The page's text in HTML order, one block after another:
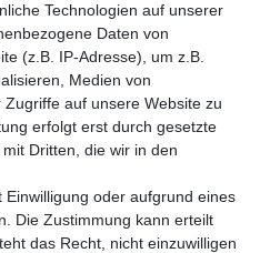
Technologien auf unserer
Daten von
(z.B. IP-Adresse), um z.B.
Medien von
auf unsere Website zu
erfolgt erst durch gesetzte
Dritten, die wir in den
oder aufgrund eines
Die Zustimmung kann erteilt
das Recht, nicht einzuwilligen